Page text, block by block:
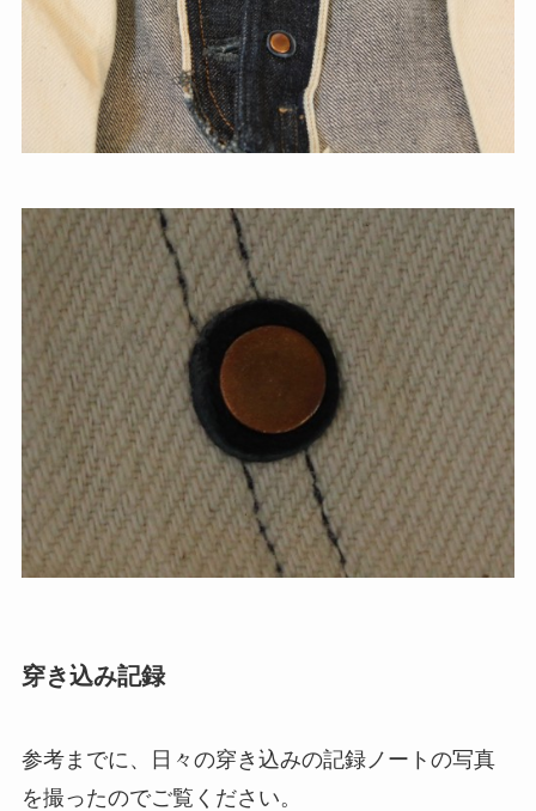
穿き込み記録
参考までに、日々の穿き込みの記録ノートの写真
を撮ったのでご覧ください。